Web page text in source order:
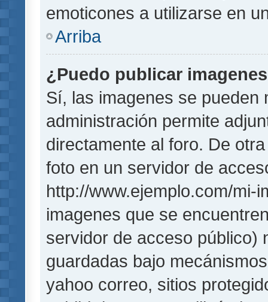
emoticones a utilizarse en
Arriba
¿Puedo publicar
Sí, las imagenes se pueden
administración permite
directamente al foro. De
foto en un servidor de
http://www.ejemplo.com/mi-
imagenes que se
servidor de acceso público)
guardadas bajo
yahoo correo, sitios